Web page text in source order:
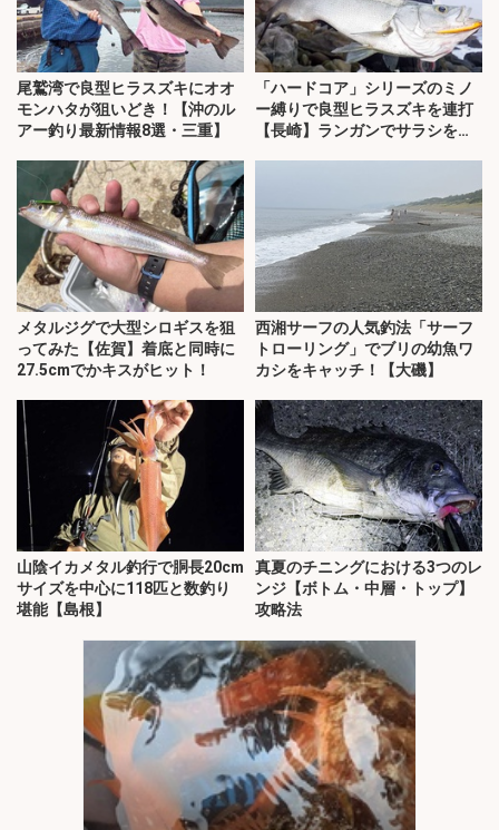
尾鷲湾で良型ヒラスズキにオオ
モンハタが狙いどき！【沖のル
アー釣り最新情報8選・三重】
「ハードコア」シリーズのミノ
ー縛りで良型ヒラスズキを連打
【長崎】ランガンでサラシを攻
メタルジグで大型シロギスを狙
ってみた【佐賀】着底と同時に
27.5cmでかキスがヒット！
西湘サーフの人気釣法「サーフ
トローリング」でブリの幼魚ワ
カシをキャッチ！【大磯】
山陰イカメタル釣行で胴長20cm
サイズを中心に118匹と数釣り
堪能【島根】
真夏のチニングにおける3つのレ
ンジ【ボトム・中層・トップ】
攻略法